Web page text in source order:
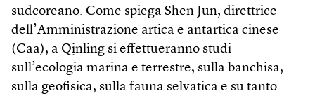
sudcoreano. Come spiega Shen Jun, direttrice
dell’Amministrazione artica e antartica cinese
(Caa), a Qinling si effettueranno studi
sull’ecologia marina e terrestre, sulla banchisa,
sulla geofisica, sulla fauna selvatica e su tanto